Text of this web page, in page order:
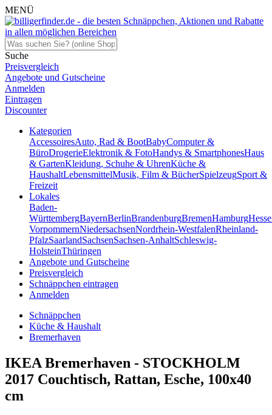
MENÜ
Suche
Preisvergleich
Angebote und Gutscheine
Anmelden
Eintragen
Discounter
Kategorien
AccessoiresAuto, Rad & BootBabyComputer &
BüroDrogerieElektronik & FotoHandys & SmartphonesHaus
& GartenKleidung, Schuhe & UhrenKüche &
HaushaltLebensmittelMusik, Film & BücherSpielzeugSport &
Freizeit
Lokales
Baden-
WürttembergBayernBerlinBrandenburgBremenHamburg
VorpommernNiedersachsenNordrhein-WestfalenRheinland-
PfalzSaarlandSachsenSachsen-AnhaltSchleswig-
HolsteinThüringen
Angebote und Gutscheine
Preisvergleich
Schnäppchen eintragen
Anmelden
Schnäppchen
Küche & Haushalt
Bremerhaven
IKEA Bremerhaven - STOCKHOLM
2017 Couchtisch, Rattan, Esche, 100x40
cm